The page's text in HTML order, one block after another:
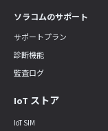
ソラコムのサポート
サポートプラン
診断機能
監査ログ
IoT ストア
IoT SIM